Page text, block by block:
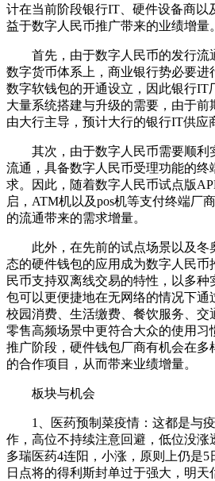
计在当前阶段银行IT、硬件设备商以
益于数字人民币推广带来的业绩增量。
首先，由于数字人民币的发行流
数字货币体系上，商业银行势必要进
数字软钱包的开通设立，因此银行IT
大量系统搭建与升级的需要，由于
由大行主导，预计大行的银行IT供应
其次，由于数字人民币需要顺利
流通，具备数字人民币受理功能的终
求。因此，随着数字人民币试点版
启，ATM机以及pos机等支付终端厂
的流通带来的需求增量。
此外，在先前的试点场景以及冬
态的硬件钱包的应用成为数字人民币
民币支持双离线交易的特性，以多
包可以更便捷地在无网络的情况下通
校园消费、生活缴费、餐饮服务、交
零售高频场景中更符合大众的使用习
推广阶段，硬件钱包厂商有机会在多
的合作项目，从而带来业绩增量。
板块与机会
1、医药预制菜疫情：这都是与疫
作，高位不持续注意回避，低位没涨
多瑞医药4连阳，小涨，原则上仍是
日点将的得利斯封单过于强大，明